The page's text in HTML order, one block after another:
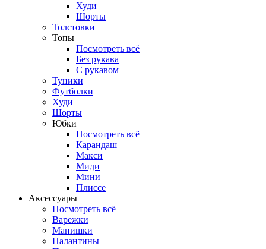
Худи
Шорты
Толстовки
Топы
Посмотреть всё
Без рукава
С рукавом
Туники
Футболки
Худи
Шорты
Юбки
Посмотреть всё
Карандаш
Макси
Миди
Мини
Плиссе
Аксессуары
Посмотреть всё
Варежки
Манишки
Палантины